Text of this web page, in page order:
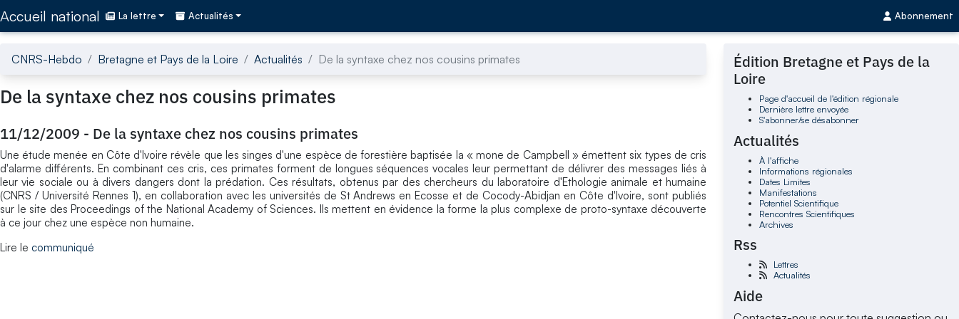
Accueil national La lettre Actualités Abonnement
CNRS-Hebdo Bretagne et Pays de la Loire Actualités De la syntaxe chez nos cousins primates
De la syntaxe chez nos cousins primates
11/12/2009 - De la syntaxe chez nos cousins primates
Une étude menée en Côte d'Ivoire révèle que les singes d'une espèce de forestière baptisée la « mone de Campbell » émettent six types de cris
d'alarme différents. En combinant ces cris, ces primates forment de longues séquences vocales leur permettant de délivrer des messages liés à
leur vie sociale ou à divers dangers dont la prédation. Ces résultats, obtenus par des chercheurs du laboratoire d'Ethologie animale et humaine
(CNRS / Université Rennes 1), en collaboration avec les universités de St Andrews en Ecosse et de Cocody-Abidjan en Côte d'Ivoire, sont publiés
sur le site des Proceedings of the National Academy of Sciences. Ils mettent en évidence la forme la plus complexe de proto-syntaxe découverte
à ce jour chez une espèce non humaine.
Lire le communiqué
Édition Bretagne et Pays de la
Loire
Page d'accueil de l'édition régionale
Dernière lettre envoyée
S'abonner/se désabonner
Actualités
À l'affiche
Informations régionales
Dates Limites
Manifestations
Potentiel Scientifique
Rencontres Scientifiques
Archives
Rss
Lettres
Actualités
Aide